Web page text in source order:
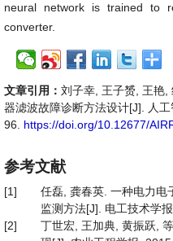
neural network is trained to
converter.
文章引用： 刘子幸, 王子赟, 王艳,
器滤波故障诊断方法设计[J]. 人
96. https://doi.org/10.12677/
参考文献
[1]
任磊, 龚春英. 一种电力电
监测方法[J]. 电工技术学
[2]
丁世宏, 王加典, 黄振跃,